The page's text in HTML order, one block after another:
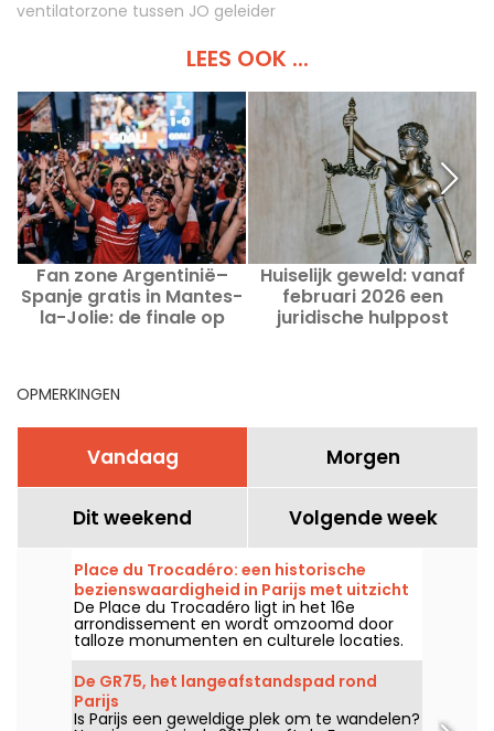
ventilatorzone tussen JO geleider
LEES OOK ...
Fan zone Argentinië–
Spanje gratis in Mantes-
la-Jolie: de finale op
Huiselijk geweld: vanaf
februari 2026 een
juridische hulppost
OPMERKINGEN
Vandaag Morgen
Dit weekend Volgende week
Place du Trocadéro: een historische
bezienswaardigheid in Parijs met uitzicht
op de Eiffeltoren
De Place du Trocadéro ligt in het 16e
arrondissement en wordt omzoomd door
talloze monumenten en culturele locaties.
Het trekt zowel toeristen als Parijzenaars aan
dankzij het onovertroffen uitzicht op de
Eiffeltoren.
De GR75, het langeafstandspad rond
Parijs
Is Parijs een geweldige plek om te wandelen?